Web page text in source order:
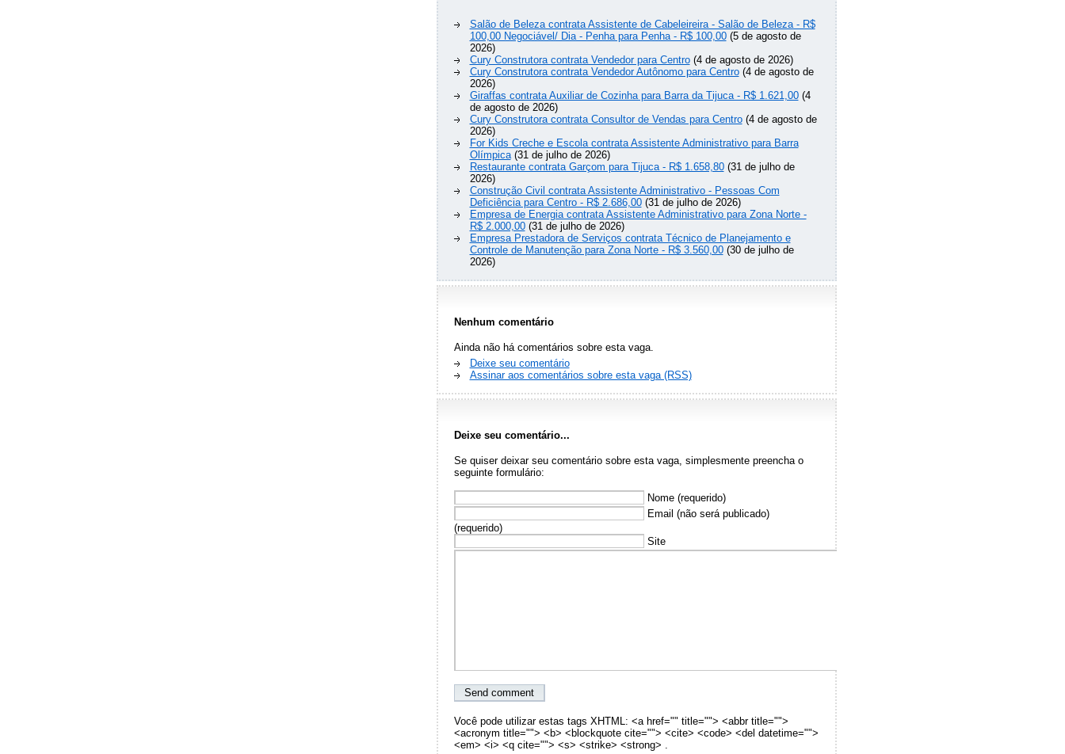
Salão de Beleza contrata Assistente de Cabeleireira - Salão de Beleza - R$
100,00 Negociável/ Dia - Penha para Penha - R$ 100,00(5 de agosto de
2026)
Cury Construtora contrata Vendedor para Centro(4 de agosto de 2026)
Cury Construtora contrata Vendedor Autônomo para Centro(4 de agosto de
2026)
Giraffas contrata Auxiliar de Cozinha para Barra da Tijuca - R$ 1.621,00(4
de agosto de 2026)
Cury Construtora contrata Consultor de Vendas para Centro(4 de agosto de
2026)
For Kids Creche e Escola contrata Assistente Administrativo para Barra
Olímpica(31 de julho de 2026)
Restaurante contrata Garçom para Tijuca - R$ 1.658,80(31 de julho de
2026)
Construção Civil contrata Assistente Administrativo - Pessoas Com
Deficiência para Centro - R$ 2.686,00(31 de julho de 2026)
Empresa de Energia contrata Assistente Administrativo para Zona Norte -
R$ 2.000,00(31 de julho de 2026)
Empresa Prestadora de Serviços contrata Técnico de Planejamento e
Controle de Manutenção para Zona Norte - R$ 3.560,00(30 de julho de
2026)
Nenhum comentário
Ainda não há comentários sobre esta vaga.
Deixe seu comentário
Assinar aos comentários sobre esta vaga (RSS)
Deixe seu comentário...
Se quiser deixar seu comentário sobre esta vaga, simplesmente preencha o
seguinte formulário:
Nome (requerido)
Email (não será publicado)
(requerido)
Site
Você pode utilizar estas tags XHTML: <a href="" title=""> <abbr title="">
<acronym title=""> <b> <blockquote cite=""> <cite> <code> <del datetime="">
<em> <i> <q cite=""> <s> <strike> <strong> .